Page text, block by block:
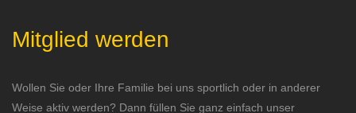
Mitglied werden
Wollen Sie oder Ihre Familie bei uns sportlich oder in anderer
Weise aktiv werden? Dann füllen Sie ganz einfach unser